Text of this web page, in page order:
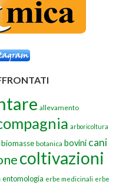
allevamento
arboricoltura
biomasse botanica bovini cani
coltivazioni
entomologia erbe medicinali erbe